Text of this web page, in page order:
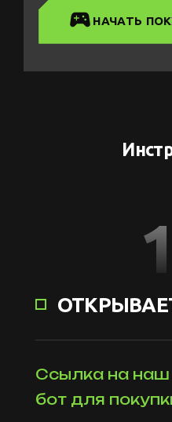
НАЧАТЬ
Ссылка на
бот для
1